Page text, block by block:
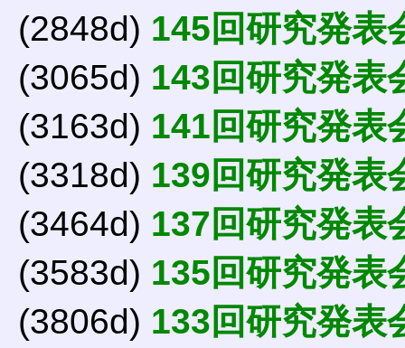
(2848d) 145回研究発表
(3065d) 143回研究発表
(3163d) 141回研究発表
(3318d) 139回研究発表
(3464d) 137回研究発表
(3583d) 135回研究発表
(3806d) 133回研究発表